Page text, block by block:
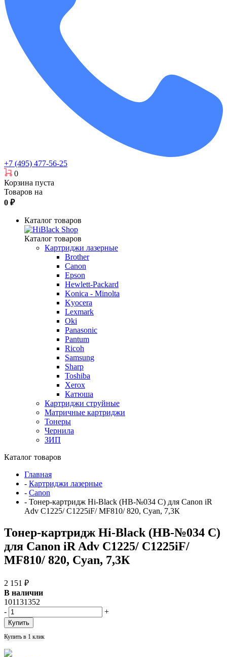
+7 (495) 477-56-25
0
Корзина пуста
Товаров на
0 ₽
Каталог товаров
Каталог товаров
Картриджи лазерные
Brother
Canon
Epson
Hewlett-Packard
Konica - Minolta
Kyocera
Lexmark
Oki
Panasonic
Pantum
Ricoh
Samsung
Sharp
Toshiba
Xerox
Катюша
Картриджи струйные
Матричные картриджи
Тонеры
Чернила
ЗИП
Каталог товаров
Главная
- Картриджи лазерные
- Canon
- Тонер-картридж Hi-Black (HB-№034 C) для Canon iR
Adv C1225/ C1225iF/ MF810/ 820, Cyan, 7,3К
Тонер-картридж Hi-Black (HB-№034 C)
для Canon iR Adv C1225/ C1225iF/
MF810/ 820, Cyan, 7,3К
2 151 ₽
В наличии
101131352
-
+
Купить в 1 клик